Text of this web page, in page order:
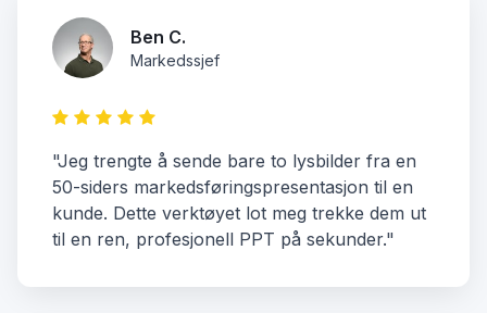
Ben C.
Markedssjef
"Jeg trengte å sende bare to lysbilder fra en
50-siders markedsføringspresentasjon til en
kunde. Dette verktøyet lot meg trekke dem ut
til en ren, profesjonell PPT på sekunder."